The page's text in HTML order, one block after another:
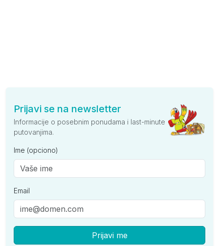
Prijavi se na newsletter
Informacije o posebnim ponudama i last-minute
putovanjima.
Ime (opciono)
Email
Prijavi me